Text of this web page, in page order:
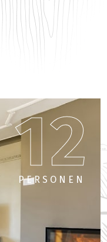
12
PERSONEN